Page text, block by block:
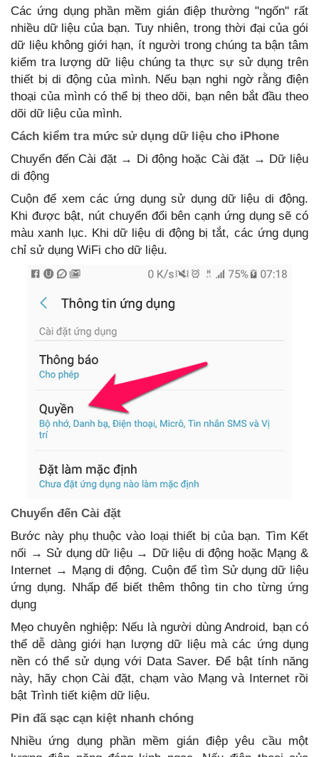
Các ứng dụng phần mềm gián điệp thường "ngốn" rất
nhiều dữ liệu của bạn. Tuy nhiên, trong thời đại của gói
dữ liệu không giới hạn, ít người trong chúng ta bận tâm
kiểm tra lượng dữ liệu chúng ta thực sự sử dụng trên
thiết bị di động của mình. Nếu bạn nghi ngờ rằng điện
thoại của mình có thể bị theo dõi, bạn nên bắt đầu theo
dõi dữ liệu của mình.
Cách kiểm tra mức sử dụng dữ liệu cho iPhone
Chuyển đến Cài đặt → Di động hoặc Cài đặt → Dữ liệu
di động
Cuộn để xem các ứng dụng sử dụng dữ liệu di động.
Khi được bật, nút chuyển đổi bên cạnh ứng dụng sẽ có
màu xanh lục. Khi dữ liệu di động bị tắt, các ứng dụng
chỉ sử dụng WiFi cho dữ liệu.
Chuyển đến Cài đặt
Bước này phụ thuộc vào loại thiết bị của bạn. Tìm Kết
nối → Sử dụng dữ liệu → Dữ liệu di động hoặc Mạng &
Internet → Mạng di động. Cuộn để tìm Sử dụng dữ liệu
ứng dụng. Nhấp để biết thêm thông tin cho từng ứng
dụng
Mẹo chuyên nghiệp: Nếu là người dùng Android, bạn có
thể dễ dàng giới hạn lượng dữ liệu mà các ứng dụng
nền có thể sử dụng với Data Saver. Để bật tính năng
này, hãy chọn Cài đặt, chạm vào Mạng và Internet rồi
bật Trình tiết kiệm dữ liệu.
Pin đã sạc cạn kiệt nhanh chóng
Nhiều ứng dụng phần mềm gián điệp yêu cầu một